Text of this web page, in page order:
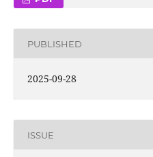
PUBLISHED
2025-09-28
ISSUE